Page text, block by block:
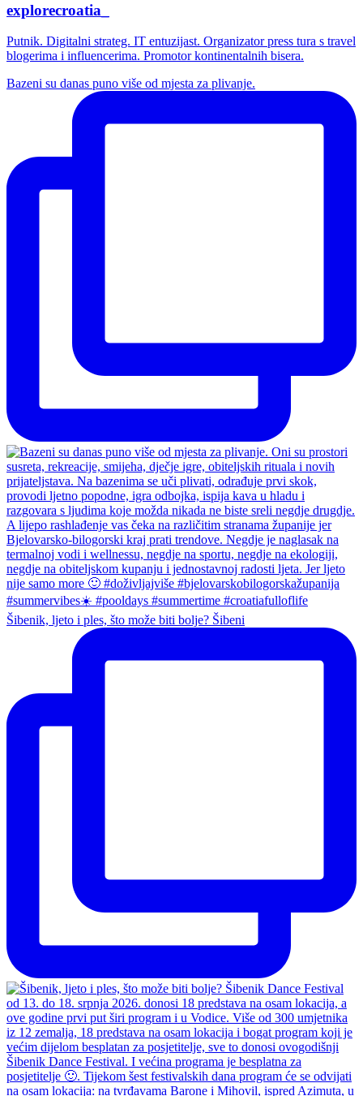
explorecroatia_
Putnik. Digitalni strateg. IT entuzijast. Organizator press tura s travel
blogerima i influencerima. Promotor kontinentalnih bisera.
Bazeni su danas puno više od mjesta za plivanje.
Šibenik, ljeto i ples, što može biti bolje? Šibeni